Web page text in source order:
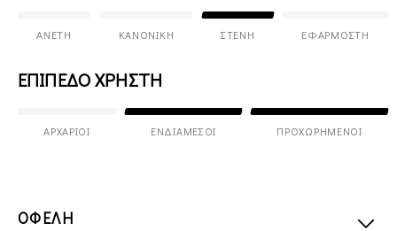
ΆΝΕΤΗ ΚΑΝΟΝΙΚΉ ΣΤΕΝΉ ΕΦΑΡΜΟΣΤΉ
ΕΠΙΠΕΔΟ ΧΡΗΣΤΗ
ΑΡΧΆΡΙΟΙ ΕΝΔΙΆΜΕΣΟΙ ΠΡΟΧΩΡΗΜΈΝΟΙ
ΟΦΕΛΗ